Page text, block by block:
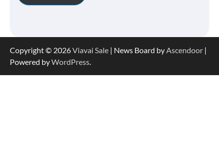
Copyright © 2026Viavai Sale | News Board byAscendoor |
Powered byWordPress.